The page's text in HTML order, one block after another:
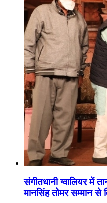
संगीतधानी ग्वालियर में
मानसिंह तोमर सम्मान से